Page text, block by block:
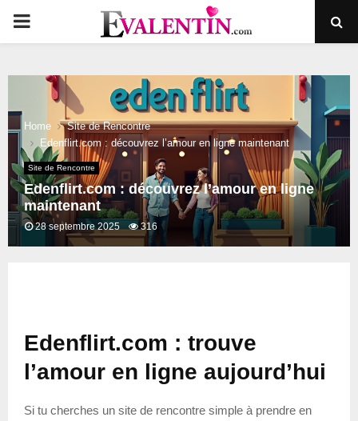
PRIMARY
Home
Site de Rencontre
Edenflirt.com : découvrez l’amour en ligne maintenant
Site de Rencontre
Edenflirt.com : découvrez l’amour en ligne
maintenant
28 septembre 2025 316
Edenflirt.com : trouve
l’amour en ligne aujourd’hui
Si tu cherches un site de rencontre simple à prendre en